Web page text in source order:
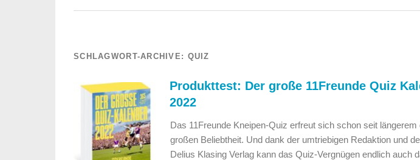
SCHLAGWORT-ARCHIVE: QUIZ
Produkttest: Der große 11Freunde Quiz
2022
Das 11Freunde Kneipen-Quiz erfreut sich schon seit längerem
großen Beliebtheit. Und dank der umtriebigen Redaktion und
Delius Klasing Verlag kann das Quiz-Vergnügen endlich auch